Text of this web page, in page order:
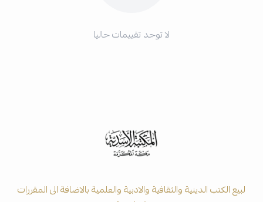
لا توجد تقييمات حاليا
لبيع الكتب الدينية والثقافية والادبية والعلمية بالاضافة الى المقررات